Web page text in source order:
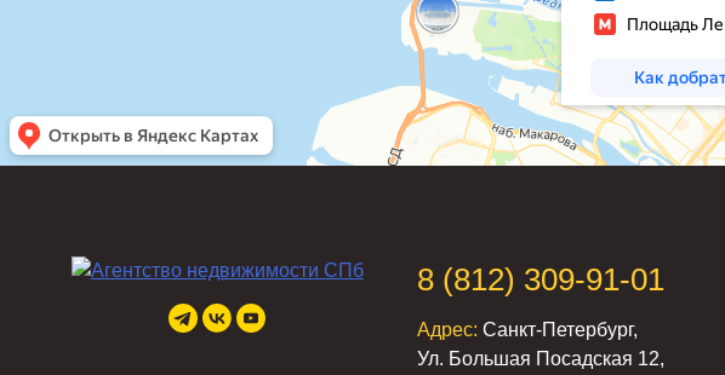
8 (812) 309-91-01
Адрес: Санкт-Петербург,
Ул. Большая Посадская 12,